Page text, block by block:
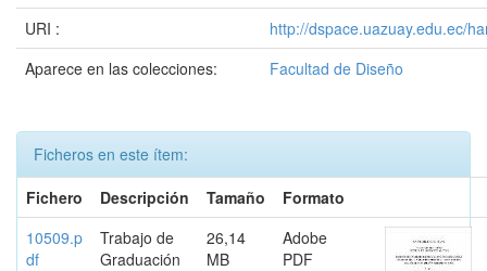
URI :
http://dspace.uazuay.edu.ec/
Aparece en las colecciones:
Facultad de Diseño
Ficheros en este ítem:
Fichero
Descripción Tamaño
Formato
10509.p
df
Trabajo de
Graduación
26,14
MB
Adobe
PDF